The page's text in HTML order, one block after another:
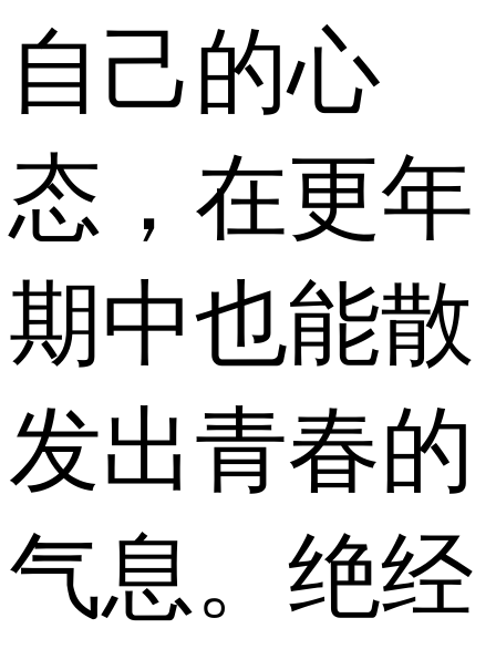
自己的心
态，在更年
期中也能散
发出青春的
气息。绝经